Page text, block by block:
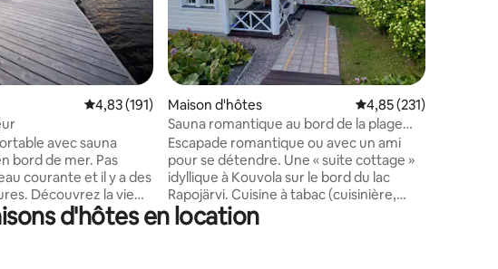
294 commentaires : 4,87 sur 5
Évaluation moyenne sur la base de 191 commentaires : 4,83 sur 5
4,83 (191)
avec sauna
bord de mer. Pas
courante et il y a des
Découvrez la vie
dans un chalet
couchers de soleil
Maison d'hôtes Évaluation moyenne
4,85 (231)
Sauna romantique au bord de la plage
avec salon cuisine
Escapade romantique ou avec un ami
pour se détendre. Une « suite cottage »
idyllique à Kouvola sur le bord du lac
Rapojärvi. Cuisine à tabac (cuisinière,
cafetière, bouilloire, micro-ondes), lit
double, berceau de voyage disponible
d'hôtes en location